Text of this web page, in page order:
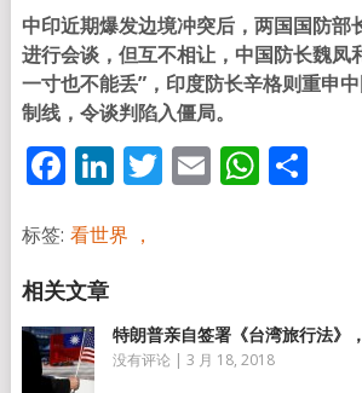
中印近期爆发边境冲突后，两国国防部
进行会谈，但互不相让，中国防长魏凤
一寸也不能丢”，印度防长辛格则重申
制线，令谈判陷入僵局。
Facebook
LinkedIn
Twitter
Email分
标签: 看世界 ，
特朗普亲自签署《台湾旅行法》
没有评论 | 3 月 18, 2018